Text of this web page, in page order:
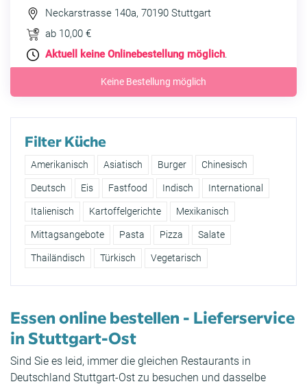
Neckarstrasse 140a, 70190 Stuttgart
ab 10,00 €
Aktuell keine Onlinebestellung möglich.
Keine Bestellung möglich
Filter Küche
Amerikanisch Asiatisch Burger Chinesisch
Deutsch Eis Fastfood Indisch International
Italienisch Kartoffelgerichte Mexikanisch
Mittagsangebote Pasta Pizza Salate
Thailändisch Türkisch Vegetarisch
Essen online bestellen - Lieferservice
in Stuttgart-Ost
Sind Sie es leid, immer die gleichen Restaurants in
Deutschland Stuttgart-Ost zu besuchen und dasselbe